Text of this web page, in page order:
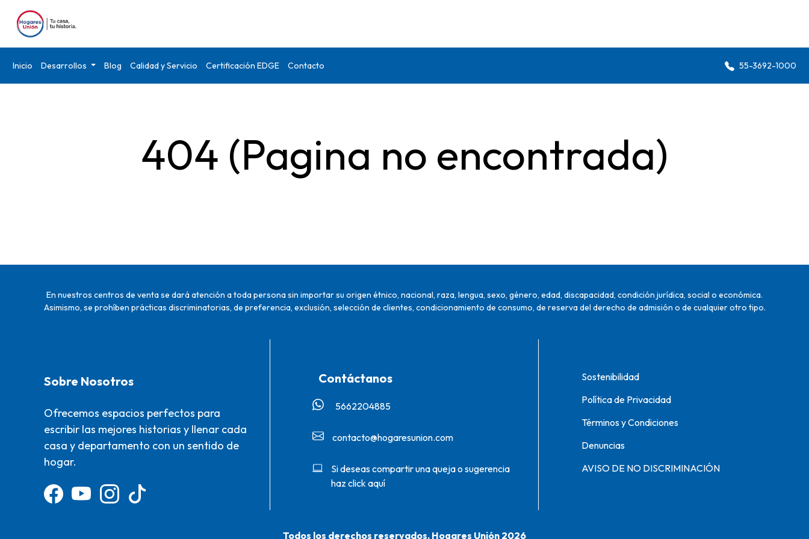
Inicio Desarrollos Blog Calidad y Servicio Certificación EDGE Contacto 55-3692-1000
404 (Pagina no encontrada)
En nuestros centros de venta se dará atención a toda persona sin importar su origen étnico, nacional, raza, lengua, sexo, género, edad, discapacidad, condición jurídica, social o económica.
Asimismo, se prohíben prácticas discriminatorias, de preferencia, exclusión, selección de clientes, condicionamiento de consumo, de reserva del derecho de admisión o de cualquier otro tipo.
Sobre Nosotros
Ofrecemos espacios perfectos para
escribir las mejores historias y llenar cada
casa y departamento con un sentido de
hogar.
Contáctanos
5662204885‬
contacto@hogaresunion.com
Si deseas compartir una queja o sugerencia
haz click aquí
Sostenibilidad
Política de Privacidad
Términos y Condiciones
Denuncias
AVISO DE NO DISCRIMINACIÓN
Todos los derechos reservados. Hogares Unión 2026